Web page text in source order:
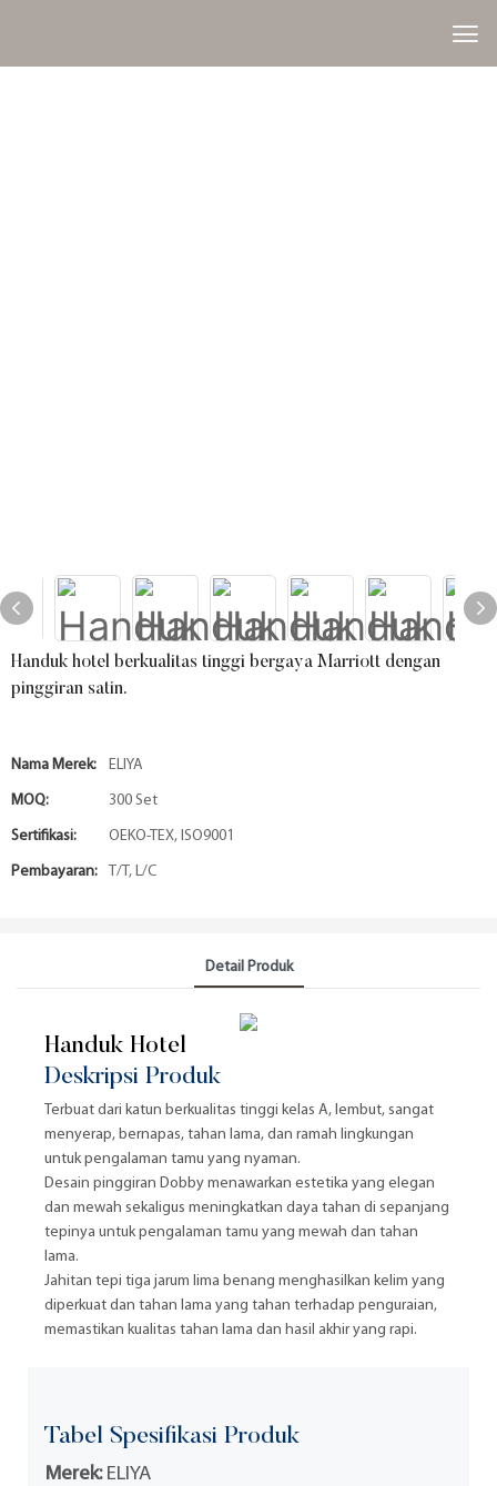
Handuk hotel berkualitas tinggi bergaya Marriott dengan
pinggiran satin.
Nama Merek: ELIYA
MOQ: 300 Set
Sertifikasi: OEKO-TEX, ISO9001
Pembayaran: T/T, L/C
Detail Produk
Handuk Hotel
Deskripsi Produk
Terbuat dari katun berkualitas tinggi kelas A, lembut, sangat
menyerap, bernapas, tahan lama, dan ramah lingkungan
untuk pengalaman tamu yang nyaman.
Desain pinggiran Dobby menawarkan estetika yang elegan
dan mewah sekaligus meningkatkan daya tahan di sepanjang
tepinya untuk pengalaman tamu yang mewah dan tahan
lama.
Jahitan tepi tiga jarum lima benang menghasilkan kelim yang
diperkuat dan tahan lama yang tahan terhadap penguraian,
memastikan kualitas tahan lama dan hasil akhir yang rapi.
Tabel Spesifikasi Produk
Merek:ELIYA